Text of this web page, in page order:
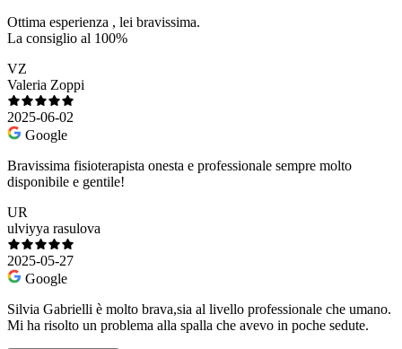
Ottima esperienza , lei bravissima.
La consiglio al 100%
VZ
Valeria Zoppi
2025-06-02
Google
Bravissima fisioterapista onesta e professionale sempre molto
disponibile e gentile!
UR
ulviyya rasulova
2025-05-27
Google
Silvia Gabrielli è molto brava,sia al livello professionale che umano.
Mi ha risolto un problema alla spalla che avevo in poche sedute.